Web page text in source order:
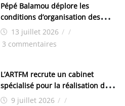
Pépé Balamou déplore les
conditions d’organisation des
examens nationaux : « Si ce sont
les élections, on trouve tous les
13 juillet 2026 / /
3 commentaires
L’ARTFM recrute un cabinet
spécialisé pour la réalisation des
études techniques
9 juillet 2026 / /